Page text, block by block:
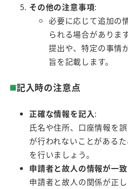
その他の注意事項:
必要に応じて追加の
られる場合がありま
提出や、特定の事情
旨を記載します。
記入時の注意点
正確な情報を記入:
氏名や住所、口座情報を
が行われないことがある
を行いましょう。
申請者と故人の情報が一
申請者と故人の関係が正